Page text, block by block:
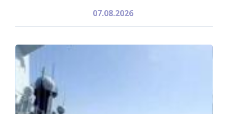
07.08.2026